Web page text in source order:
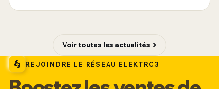
Voir toutes les actualités
REJOINDRE LE RÉSEAU ELEKTRO3